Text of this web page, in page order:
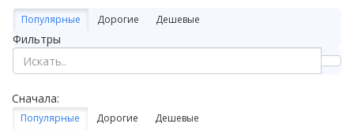
Популярные Дорогие Дешевые
Фильтры
Сначала:
Популярные Дорогие Дешевые